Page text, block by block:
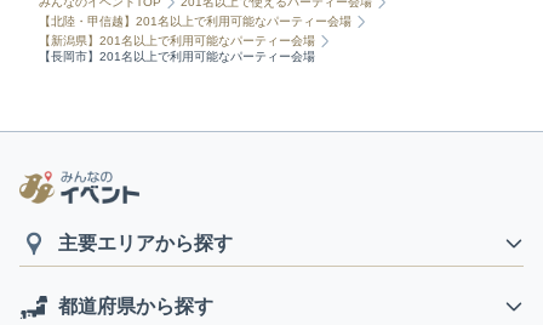
【北陸・甲信越】201名以上で利用可能なパーティー会場
【新潟県】201名以上で利用可能なパーティー会場
【長岡市】201名以上で利用可能なパーティー会場
主要エリアから探す
都道府県から探す